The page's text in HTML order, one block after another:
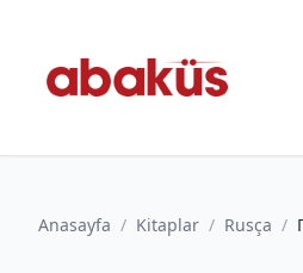
Anasayfa / Kitaplar / Rusça /